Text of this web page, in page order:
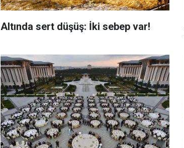
Altında sert düşüş: İki sebep var!